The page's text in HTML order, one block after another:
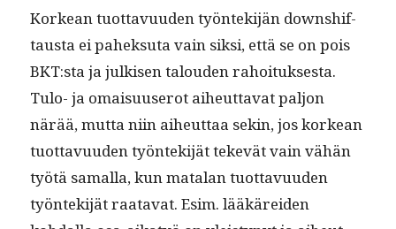
Korkean tuot­tavu­u­den työn­tek­i­jän down­shif­
taus­ta ei pahek­su­ta vain sik­si, että se on pois
BKT:sta ja julkisen talouden rahoituk­ses­ta.
Tulo- ja omaisu­userot aiheut­ta­vat paljon
närää, mut­ta niin aiheut­taa sekin, jos korkean
tuot­tavu­u­den työn­tek­i­jät tekevät vain vähän
työtä samal­la, kun mata­lan tuot­tavu­u­den
työn­tek­i­jät raata­vat. Esim. lääkärei­den